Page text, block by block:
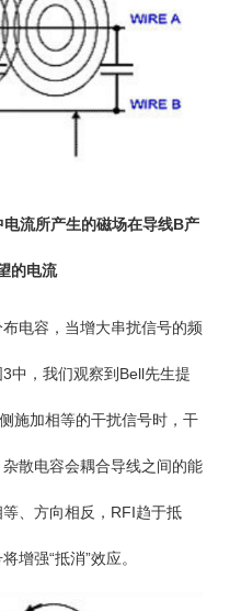
流所产生的磁场在导线B产
的电流
电容，当增大串扰信号的频
中，我们观察到Bell先生提
施加相等的干扰信号时，干
散电容会耦合导线之间的能
、方向相反，RFI趋于抵
增强“抵消”效应。